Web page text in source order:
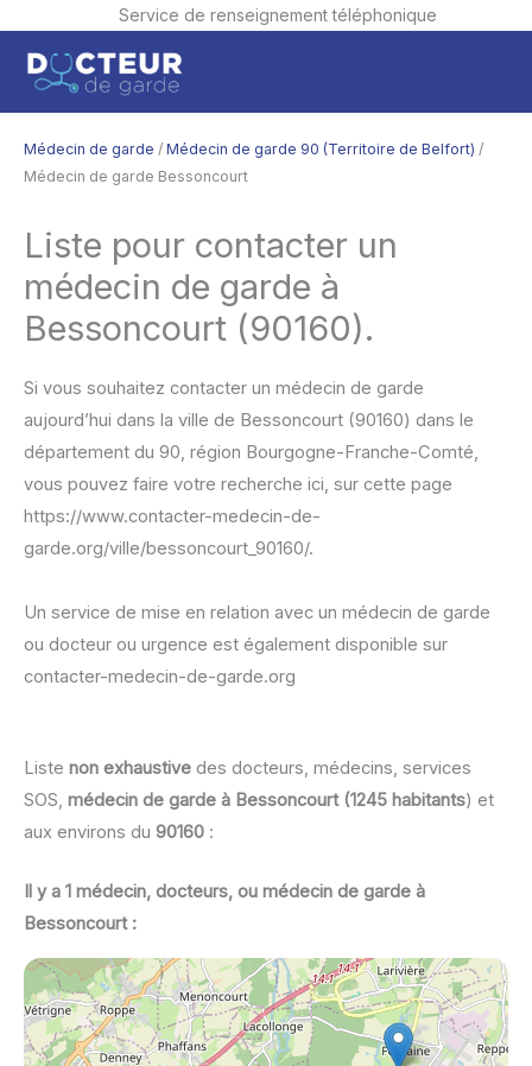
Service de renseignement téléphonique
contenu
Médecin de garde / Médecin de garde 90 (Territoire de Belfort) /
Médecin de garde Bessoncourt
Liste pour contacter un
médecin de garde à
Bessoncourt (90160).
Si vous souhaitez contacter un médecin de garde
aujourd’hui dans la ville de Bessoncourt (90160) dans le
département du 90, région Bourgogne-Franche-Comté,
vous pouvez faire votre recherche ici, sur cette page
https://www.contacter-medecin-de-
garde.org/ville/bessoncourt_90160/.
Un service de mise en relation avec un médecin de garde
ou docteur ou urgence est également disponible sur
contacter-medecin-de-garde.org
Liste non exhaustive des docteurs, médecins, services
SOS, médecin de garde à Bessoncourt (1245 habitants) et
aux environs du 90160 :
Il y a 1 médecin, docteurs, ou médecin de garde à
Bessoncourt :